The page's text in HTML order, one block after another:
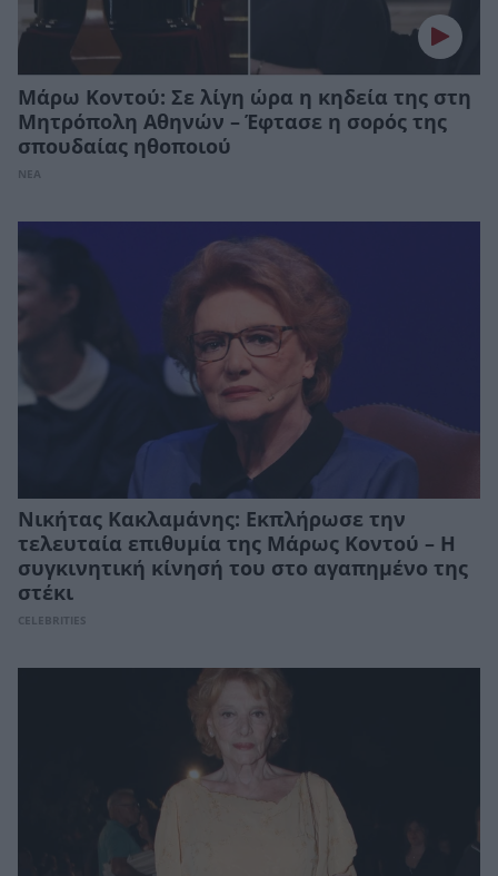
Μάρω Κοντού: Σε λίγη ώρα η κηδεία της στη
Μητρόπολη Αθηνών – Έφτασε η σορός της
σπουδαίας ηθοποιού
ΝΕΑ
Νικήτας Κακλαμάνης: Εκπλήρωσε την
τελευταία επιθυμία της Μάρως Κοντού – Η
συγκινητική κίνησή του στο αγαπημένο της
στέκι
CELEBRITIES